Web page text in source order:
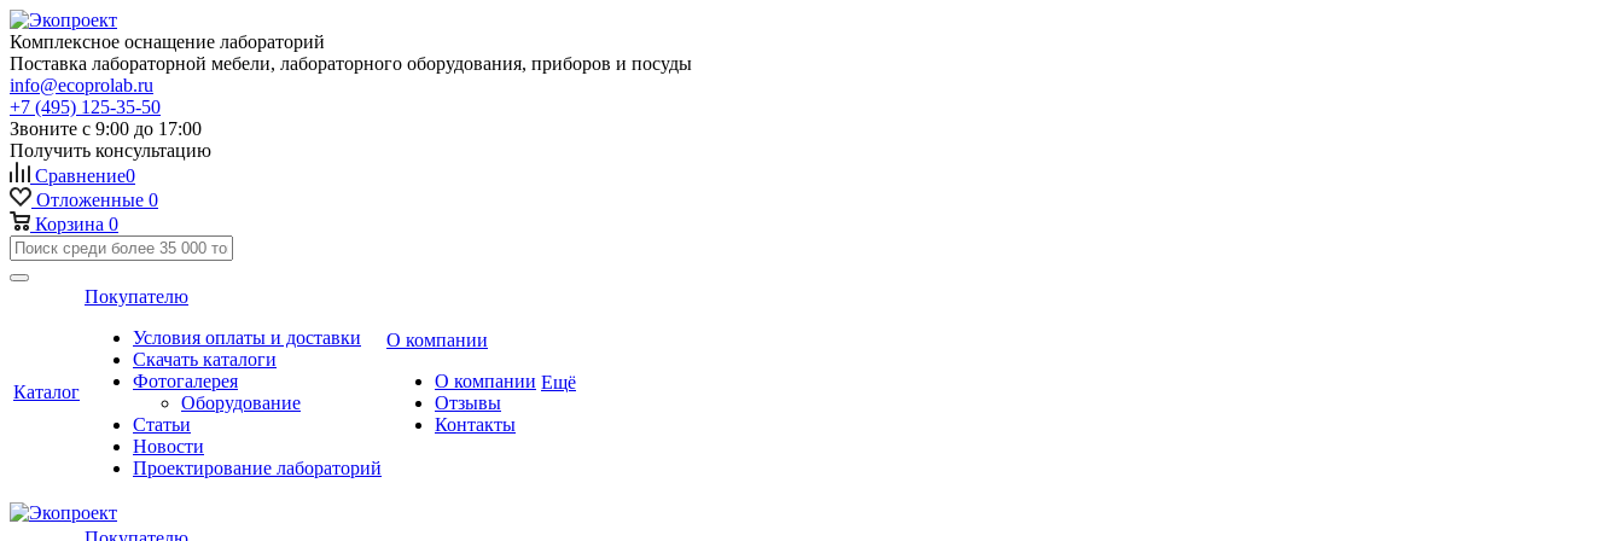
Комплексное оснащение лабораторий
Поставка лабораторной мебели, лабораторного оборудования, приборов и посуды
info@ecoprolab.ru
+7 (495) 125-35-50
Звоните с 9:00 до 17:00
Получить консультацию
Сравнение0
Отложенные 0
Корзина 0
Каталог
Покупателю
Условия оплаты и доставки
Скачать каталоги
Фотогалерея
Оборудование
Статьи
Новости
Проектирование лабораторий
О компании
О компании
Отзывы
Контакты
Ещё